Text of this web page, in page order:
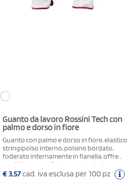
Guanto da lavoro Rossini Tech con
palmo e dorso in fiore
Guanto con palmo e dorso in fiore, elastico
stringipolso interno, polsino bordato,
foderato internamente in flanella, offre
morbidezza, confort e grande destrezza,
buona resistenza all'abrasione e allo
strappo. Taglia 10.APPLICAZIONI:
€3,57cad. iva esclusa per 100 pz